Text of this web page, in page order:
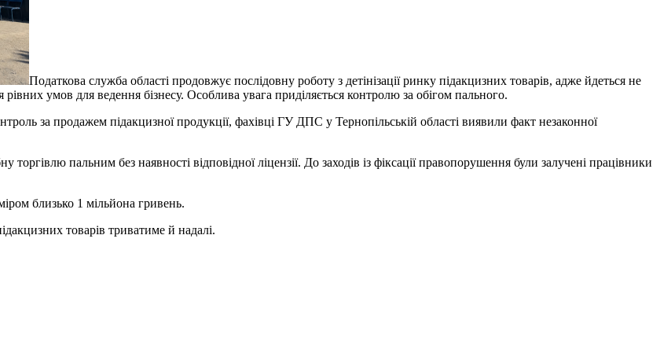
Податкова служба області продовжує послідовну роботу з детінізації ринку підакцизних товарів, адже йдеться не
умов для ведення бізнесу. Особлива увага приділяється контролю за обігом пального.
за продажем підакцизної продукції, фахівці ГУ ДПС у Тернопільській області виявили факт незаконної
пальним без наявності відповідної ліцензії. До заходів із фіксації правопорушення були залучені працівники
близько 1 мільйона гривень.
товарів триватиме й надалі.